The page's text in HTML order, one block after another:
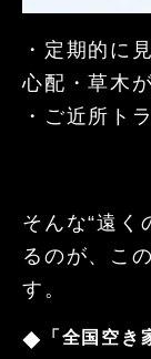
・定期的に
心配 ・草木
・ご近所ト
そんな“遠く
るのが、こ
す。
◆ 「全国空き